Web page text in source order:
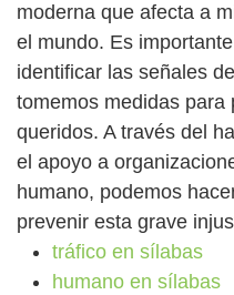
moderna que afecta a
el mundo. Es
identificar las señales
tomemos medidas para
queridos. A través del
el apoyo a
humano, podemos
prevenir esta grave
tráfico en sílabas
humano en sílabas